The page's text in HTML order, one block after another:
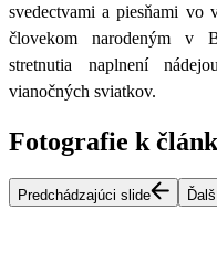
svedectvami a piesňami vo
človekom narodeným v
stretnutia naplnení
vianočných sviatkov.
Fotografie k
Predchádzajúci slide